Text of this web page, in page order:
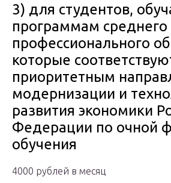
3) для студентов,
программам среднего
профессионального
которые
приоритетным
модернизации и
развития экономики
Федерации по очной
обучения
4000 рублей в месяц